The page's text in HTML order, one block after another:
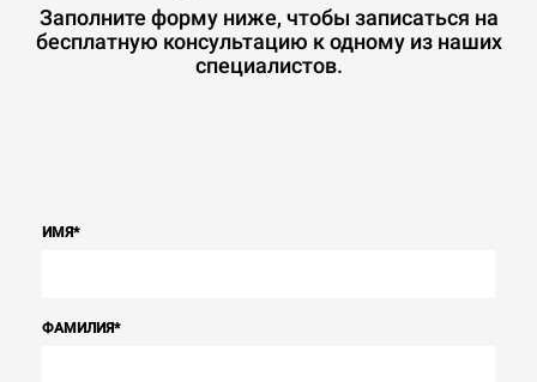
Заполните форму ниже, чтобы записаться на
бесплатную консультацию к одному из наших
специалистов.
ИМЯ*
ФАМИЛИЯ*